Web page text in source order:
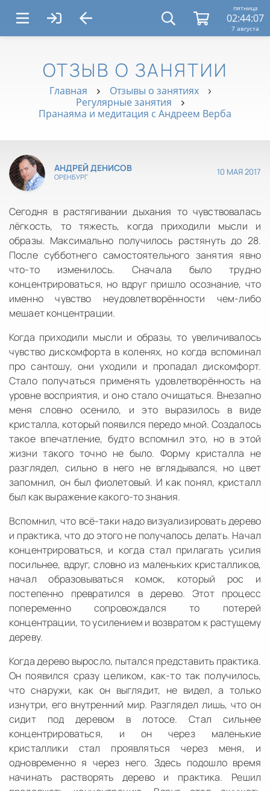
пятница
02:44:08
7 августа
ОТЗЫВ О ЗАНЯТИИ
Главная
Отзывы о занятиях
Регулярные занятия
Пранаяма и медитация с Андреем Верба
АНДРЕЙ ДЕНИСОВ
ОРЕНБУРГ 10 МАЯ 2017
Сегодня в растягивании дыхания то чувствовалась
лёгкость, то тяжесть, когда приходили мысли и
образы. Максимально получилось растянуть до 28.
После субботнего самостоятельного занятия явно
что-то изменилось. Сначала было трудно
концентрироваться, но вдруг пришло осознание, что
именно чувство неудовлетворённости чем-либо
мешает концентрации.
Когда приходили мысли и образы, то увеличивалось
чувство дискомфорта в коленях, но когда вспоминал
про сантошу, они уходили и пропадал дискомфорт.
Стало получаться применять удовлетворённость на
уровне восприятия, и оно стало очищаться. Внезапно
меня словно осенило, и это выразилось в виде
кристалла, который появился передо мной. Создалось
такое впечатление, будто вспомнил это, но в этой
жизни такого точно не было. Форму кристалла не
разглядел, сильно в него не вглядывался, но цвет
запомнил, он был фиолетовый. И как понял, кристалл
был как выражение какого-то знания.
Вспомнил, что всё-таки надо визуализировать дерево
и практика, что до этого не получалось делать. Начал
концентрироваться, и когда стал прилагать усилия
посильнее, вдруг, словно из маленьких кристалликов,
начал образовываться комок, который рос и
постепенно превратился в дерево. Этот процесс
попеременно сопровождался то потерей
концентрации, то усилением и возвратом к растущему
дереву.
Когда дерево выросло, пытался представить практика.
Он появился сразу целиком, как-то так получилось,
что снаружи, как он выглядит, не видел, а только
изнутри, его внутренний мир. Разглядел лишь, что он
сидит под деревом в лотосе. Стал сильнее
концентрироваться, и он через маленькие
кристаллики стал проявляться через меня, и
одновременно я через него. Здесь подошло время
начинать растворять дерево и практика. Решил